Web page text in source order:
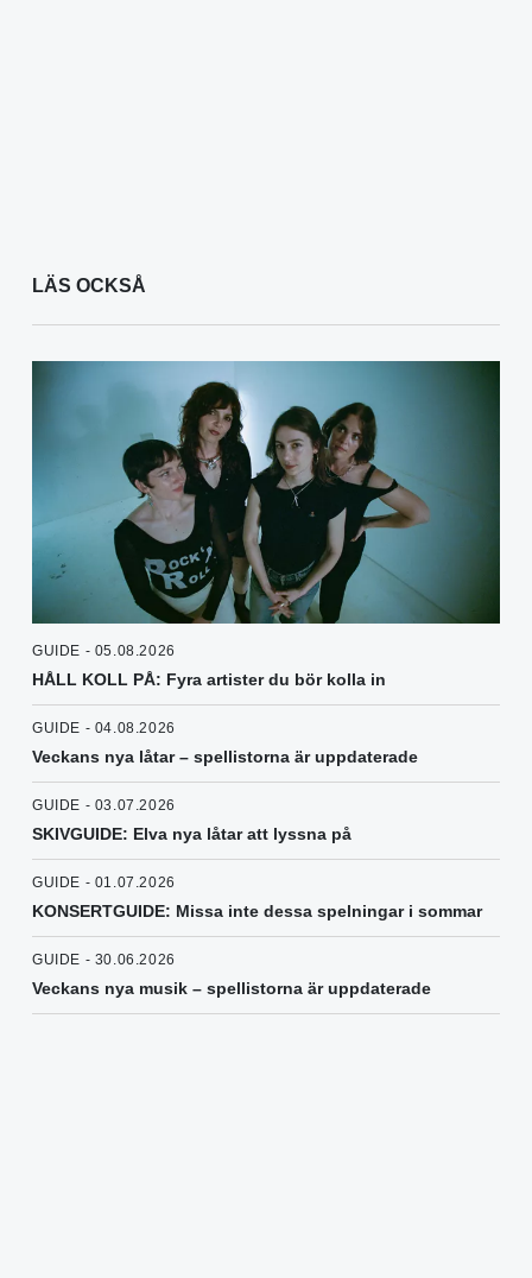
LÄS OCKSÅ
GUIDE - 05.08.2026
HÅLL KOLL PÅ: Fyra artister du bör kolla in
GUIDE - 04.08.2026
Veckans nya låtar – spellistorna är uppdaterade
GUIDE - 03.07.2026
SKIVGUIDE: Elva nya låtar att lyssna på
GUIDE - 01.07.2026
KONSERTGUIDE: Missa inte dessa spelningar i sommar
GUIDE - 30.06.2026
Veckans nya musik – spellistorna är uppdaterade